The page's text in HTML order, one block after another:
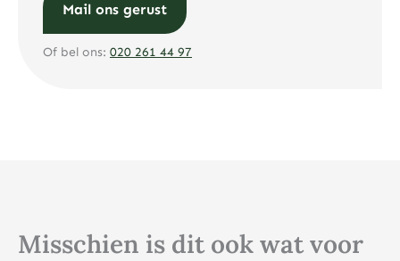
Mail ons gerust
Of bel ons: 020 261 44 97
Misschien is dit ook wat voor